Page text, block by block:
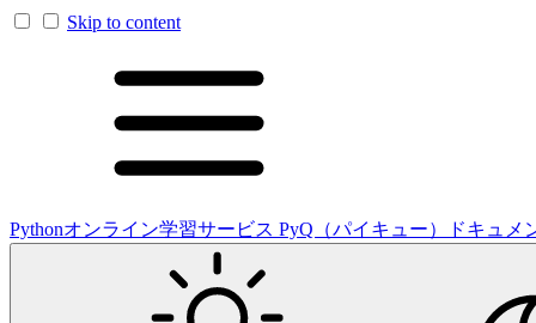
Skip to content
Pythonオンライン学習サービス PyQ（パイキュー）ドキュメ